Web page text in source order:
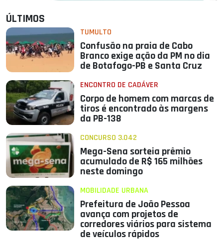
ÚLTIMOS
TUMULTO
Confusão na praia de Cabo
Branco exige ação da PM no dia
de Botafogo-PB e Santa Cruz
ENCONTRO DE CADÁVER
Corpo de homem com marcas de
tiros é encontrado às margens
da PB-138
CONCURSO 3.042
Mega-Sena sorteia prêmio
acumulado de R$ 165 milhões
neste domingo
MOBILIDADE URBANA
Prefeitura de João Pessoa
avança com projetos de
corredores viários para sistema
de veículos rápidos